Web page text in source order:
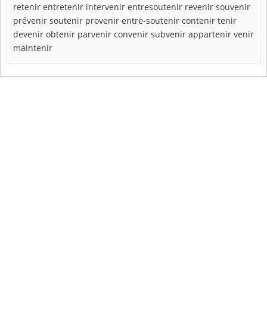
retenir entretenir intervenir entresoutenir revenir souvenir
prévenir soutenir provenir entre-soutenir contenir tenir
devenir obtenir parvenir convenir subvenir appartenir venir
maintenir